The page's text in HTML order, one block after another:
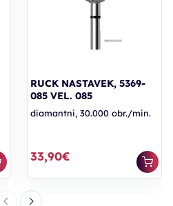
RUCK NASTAVEK, 5369-
085 VEL. 085
diamantni, 30.000 obr./min.
33,90€